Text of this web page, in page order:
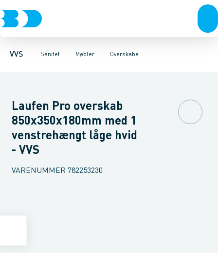
VVS Sanitet
Rør & fittingsPressfittings & rørKuglehaner & ventiler
Møbler
Toiletter, sæder og cisterner VaskeArmaturer
Overskabe
Møbelsæt & pakkerUnderskabeHøjskabe
Laufen Pro overskab
850x350x180mm med 1
venstrehængt låge hvid
- VVS
VARENUMMER 782253230